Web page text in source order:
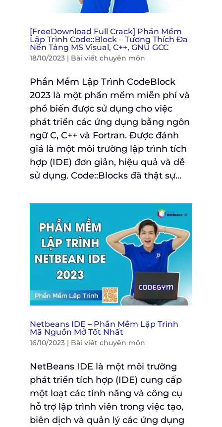
[FreeDownload Full Crack] Phần Mềm
Lập Trình Code::Block – Tương Thích Đa
Nền Tảng MS Visual, C++, GNU GCC
18/10/2023| Bài viết chuyên môn
Phần Mềm Lập Trình CodeBlock
2023 là một phần mềm miễn phí và
phổ biến được sử dụng cho việc
phát triển các ứng dụng bằng ngôn
ngữ C, C++ và Fortran. Được đánh
giá là một môi trường lập trình tích
hợp (IDE) đơn giản, hiệu quả và dễ
sử dụng. Code::Blocks đã thật sự...
Netbeans IDE – Phần Mềm Lập Trình
Mã Nguồn Mở Tốt Nhất
16/10/2023| Bài viết chuyên môn
NetBeans IDE là một môi trường
phát triển tích hợp (IDE) cung cấp
một loạt các tính năng và công cụ
hỗ trợ lập trình viên trong việc tạo,
biên dịch và quản lý các ứng dụng